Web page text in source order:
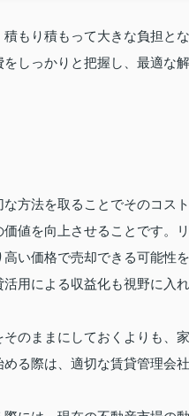
もり積もって大きな負担とな
しっかりと把握し、最適な解
方法を取ることでそのコスト
値を向上させることです。リ
い価格で売却できる可能性を
用による収益化も視野に入れ
のままにしておくよりも、家
る際は、適切な賃貸管理会社